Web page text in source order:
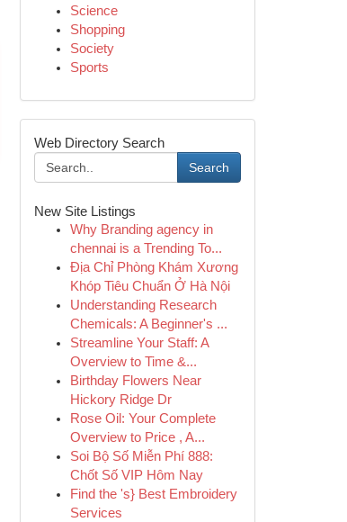
Science
Shopping
Society
Sports
Web Directory Search
Search
New Site Listings
Why Branding agency in
chennai is a Trending To...
Địa Chỉ Phòng Khám Xương
Khóp Tiêu Chuẩn Ở Hà Nội
Understanding Research
Chemicals: A Beginner's ...
Streamline Your Staff: A
Overview to Time &...
Birthday Flowers Near
Hickory Ridge Dr
Rose Oil: Your Complete
Overview to Price , A...
Soi Bộ Số Miễn Phí 888:
Chốt Số VIP Hôm Nay
Find the 's} Best Embroidery
Services